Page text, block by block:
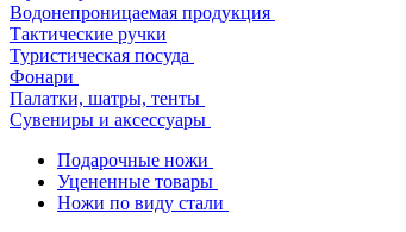
Водонепроницаемая продукция
Тактические ручки
Туристическая посуда
Фонари
Палатки, шатры, тенты
Сувениры и аксессуары
Подарочные ножи
Уцененные товары
Ножи по виду стали